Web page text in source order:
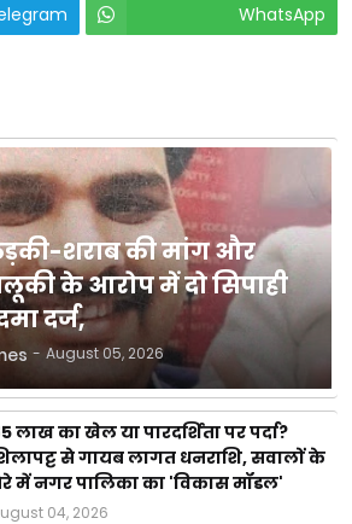
WhatsApp
शराब की मांग और
के आरोप में दो सिपाही
दर्ज,
- August 05, 2026
लाख का खेल या पारदर्शिता पर पर्दा?
से गायब लागत धनराशि, सवालों के
में नगर पालिका का 'विकास मॉडल'
04, 2026